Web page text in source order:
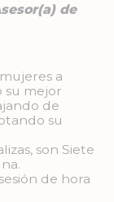
de
a
su mejor
de
su
son Siete
de hora